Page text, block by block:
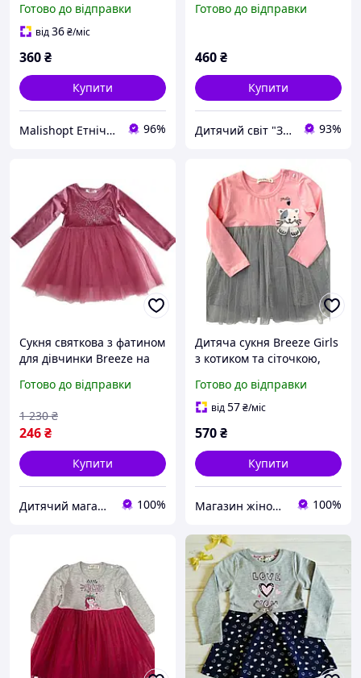
Готово до відправки
від36₴/міс
360₴
Купити
Malishopt Етнічний одяг та головні убори, все для хрещення 96%
Готово до відправки
460₴
Купити
Дитячий світ "Замок" 93%
Сукня святкова з фатином
для дівчинки Breeze на
Рожева (637)
Готово до відправки
246₴
1 230 ₴
Купити
Дитячий магазин "Алекс & Софія" 100%
Дитяча сукня Breeze Girls
з котиком та сіточкою,
Готово до відправки
від57₴/міс
570₴
Купити
Магазин жіночого та дитячого одягу "Sunshine" 100%